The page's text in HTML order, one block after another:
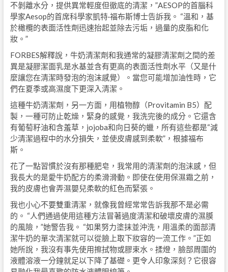
不剝離水分，提供異常輕度但徹底的清潔，”AESOP的首腦科
學家Aesop的首席科學家凱特·福布斯博士告訴我。 “溫和，基
於橄欖的表面活性劑迅速抬起並除去污垢，過量的皮脂和化
妝。”
FORBES解釋說，牛奶清潔劑和我通常的凝膠清潔劑之間的差
異是凝膠潔面乳是水基並含有更高的表面活性劑水平（又是什
麼讓您在清潔時發泡的泡沫感覺）。當您可能增加油性時，它
們在夏季或高濕度下更深入清潔。
這種牛奶清潔劑，另一方面，用植物醇（Provitamin B5）配
製，一種可防止乾燥，緊身的感覺，我洗完後的成分。它還含
有葡萄籽油和含羞草，jojoba和向日葵的蠟，所有這些都是“減
少清潔過程中的水分損失，並使皮膚感到柔軟”，根據福布
斯。
花了一點習慣於沒有那種肥皂，我常用的清潔劑的泡沫感，但
我長大的是愛牛奶配方的柔滑滑動。即使在使用保濕霜之前，
我的皮膚也會弄濕嬰兒柔軟的紅色而緊張。
我也小心不要雙重清潔，就像我曾經常常告訴我那不是必需
的。 “人們通過使用這種方法冒著過度清潔和破壞皮膚的濕膜
的風險，”她警告我。 “如果努力塗抹並沖洗，用溫柔的面部清
潔牛奶的單次清潔就可以從臉上取下妝容的一流工作。”正如
她所說，我沒有事先使用擦拭物或膠束水。揉燈，臉部周圍的
液體溶液一分鐘就足以下降了基礎。更令人印象深刻？它很容